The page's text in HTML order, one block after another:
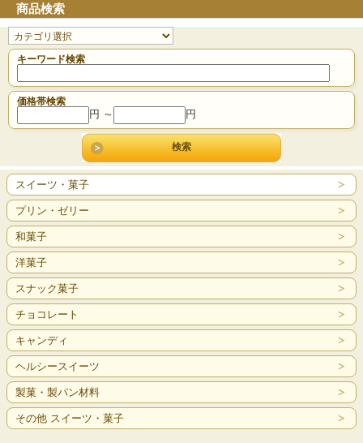
商品検索
キーワード検索
価格帯検索
円 ～ 円
スイーツ・菓子
プリン・ゼリー
和菓子
洋菓子
スナック菓子
チョコレート
キャンディ
ヘルシースイーツ
製菓・製パン材料
その他 スイーツ・菓子